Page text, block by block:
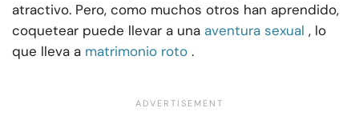
atractivo. Pero, como muchos otros han aprendido,
coquetear puede llevar a una aventura sexual , lo
que lleva a matrimonio roto .